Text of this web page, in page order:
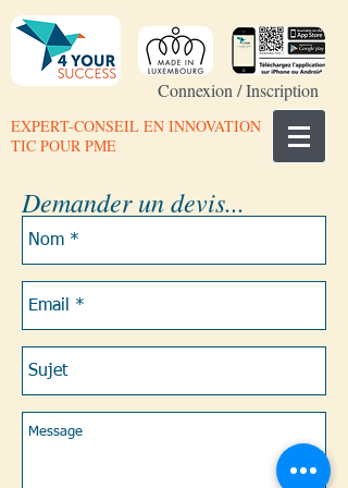
Connexion / Inscription
EXPERT-CONSEIL EN INNOVATION
TIC POUR PME
Demander un devis...